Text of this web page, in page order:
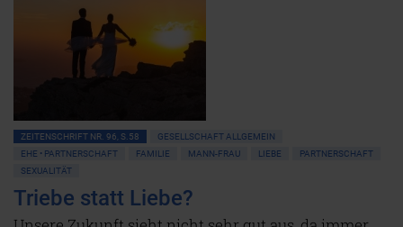
ZEITENSCHRIFT NR. 96, S.58
GESELLSCHAFT ALLGEMEIN
EHE • PARTNERSCHAFT
FAMILIE MANN-FRAU LIEBE
PARTNERSCHAFT
SEXUALITÄT
Triebe statt Liebe?